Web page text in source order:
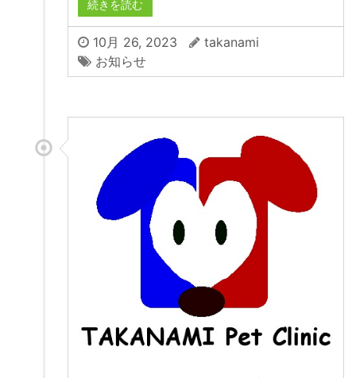
続きを読む
10月 26, 2023
takanami
お知らせ